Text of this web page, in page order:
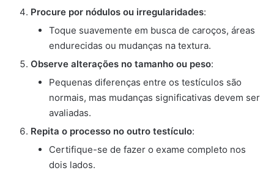
Procure por nódulos ou irregularidades:
Toque suavemente em busca de caroços, áreas
endurecidas ou mudanças na textura.
Observe alterações no tamanho ou peso:
Pequenas diferenças entre os testículos são
normais, mas mudanças significativas devem ser
avaliadas.
Repita o processo no outro testículo:
Certifique-se de fazer o exame completo nos
dois lados.